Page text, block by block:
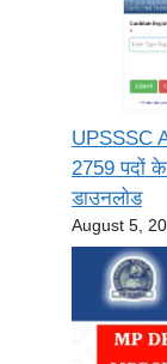
UPSSSC
2759 पदों के
डाउनलोड
August 5,